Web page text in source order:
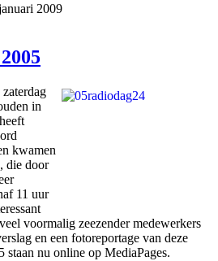
2009
in
kwamen
die door
11 uur
voormalig zeezender medewerkers
en een fotoreportage van deze
staan nu o­nline op MediaPages.